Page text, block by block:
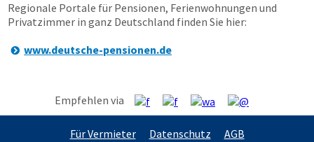
Regionale Portale für Pensionen, Ferienwohnungen und
Privatzimmer in ganz Deutschland finden Sie hier:
www.deutsche-pensionen.de
Empfehlen via
Für Vermieter Datenschutz AGB